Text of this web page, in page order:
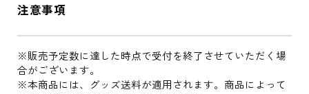
注意事項
※販売予定数に達した時点で受付を終了させていただく場
合がございます。
※本商品には、グッズ送料が適用されます。商品によって